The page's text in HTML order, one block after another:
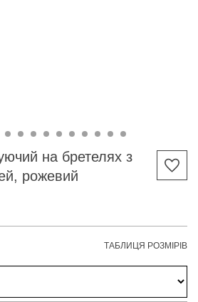
на бретелях з
рожевий
ТАБЛИЦЯ РОЗМІРІВ